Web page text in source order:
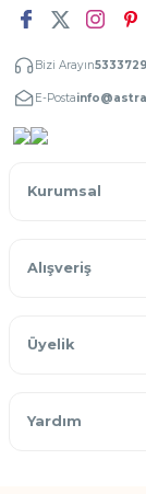
Bizi Arayın
E-Posta
Kurumsal
Alışveriş
Üyelik
Yardım